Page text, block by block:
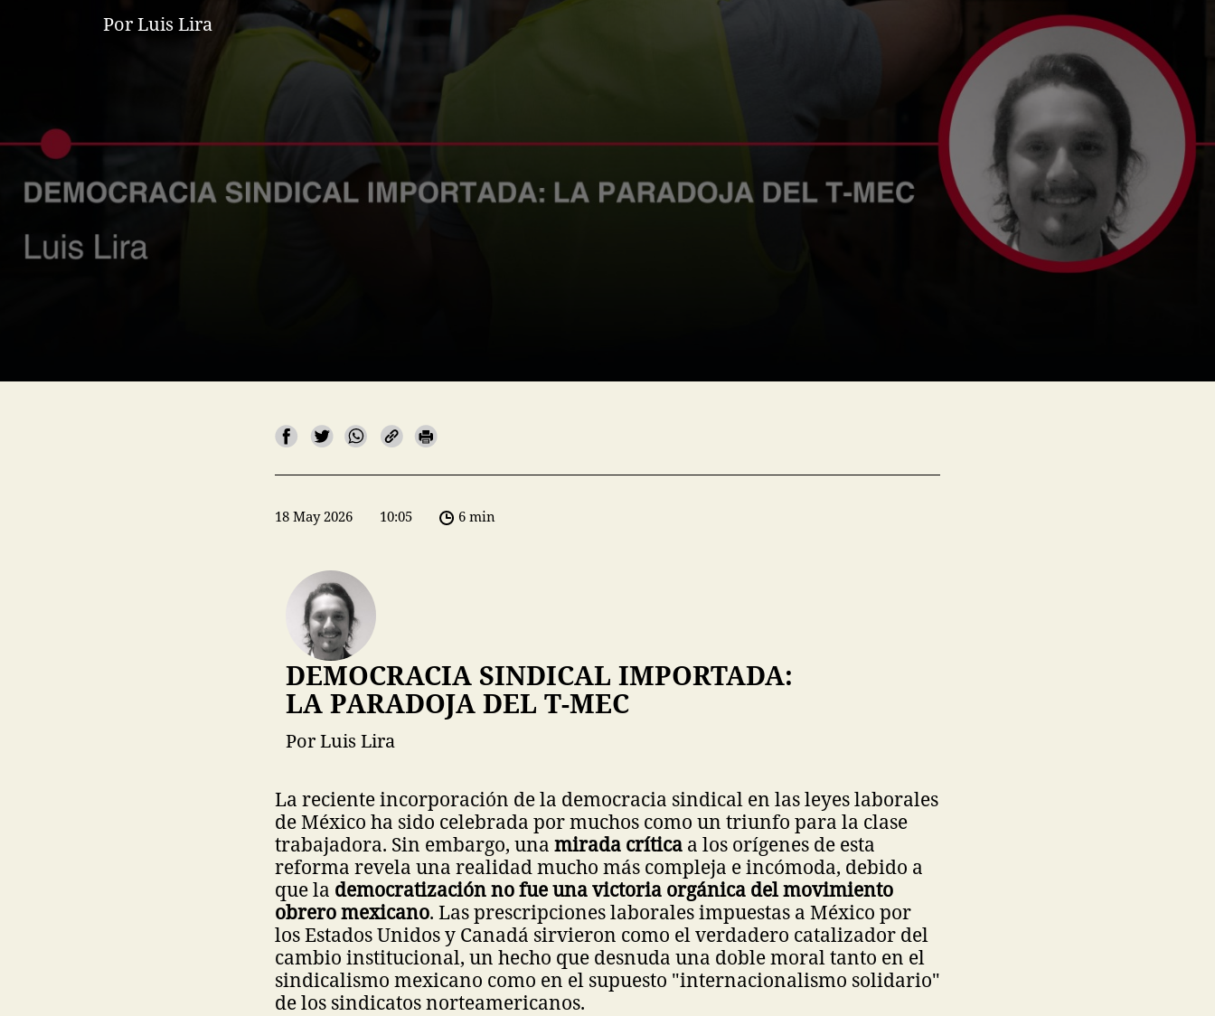
Por Luis Lira
18 May 2026 10:05 6 min
DEMOCRACIA SINDICAL IMPORTADA:
LA PARADOJA DEL T-MEC
Por Luis Lira
La reciente incorporación de la democracia sindical en las leyes laborales
de México ha sido celebrada por muchos como un triunfo para la clase
trabajadora. Sin embargo, una mirada crítica a los orígenes de esta
reforma revela una realidad mucho más compleja e incómoda, debido a
que la democratización no fue una victoria orgánica del movimiento
obrero mexicano. Las prescripciones laborales impuestas a México por
los Estados Unidos y Canadá sirvieron como el verdadero catalizador del
cambio institucional, un hecho que desnuda una doble moral tanto en el
sindicalismo mexicano como en el supuesto "internacionalismo solidario"
de los sindicatos norteamericanos.